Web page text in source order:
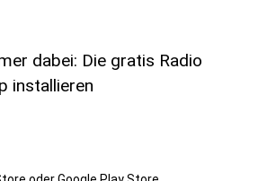
dabei: Die gratis Radio
installieren